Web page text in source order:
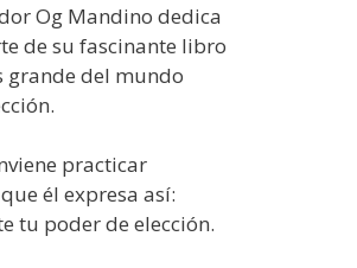
Og Mandino dedica
de su fascinante libro
grande del mundo
practicar
él expresa así:
tu poder de elección.